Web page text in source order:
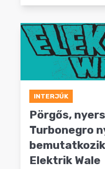
INTERJÚK
Pörgős,
Turbonegro
Elektrik Wale